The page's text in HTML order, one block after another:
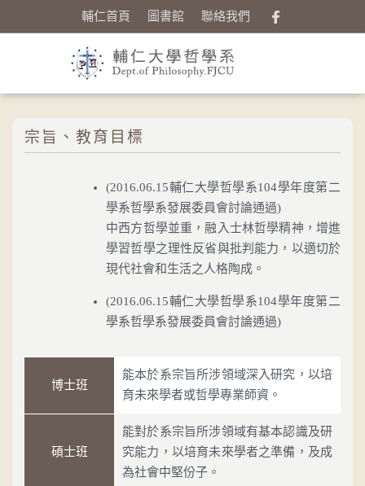
輔仁首頁 圖書館 聯絡我們
宗旨、教育目標
(2016.06.15輔仁大學哲學系104學年度第二
學系哲學系發展委員會討論通過)
中西方哲學並重，融入士林哲學精神，增進
學習哲學之理性反省與批判能力，以適切於
現代社會和生活之人格陶成。
(2016.06.15輔仁大學哲學系104學年度第二
學系哲學系發展委員會討論通過)
博士班
能本於系宗旨所涉領域深入研究，以培
育未來學者或哲學專業師資。
碩士班
能對於系宗旨所涉領域有基本認識及研
究能力，以培育未來學者之準備，及成
為社會中堅份子。